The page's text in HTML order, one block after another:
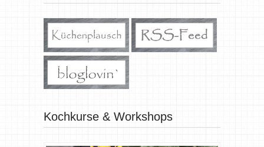
Kochkurse & Workshops